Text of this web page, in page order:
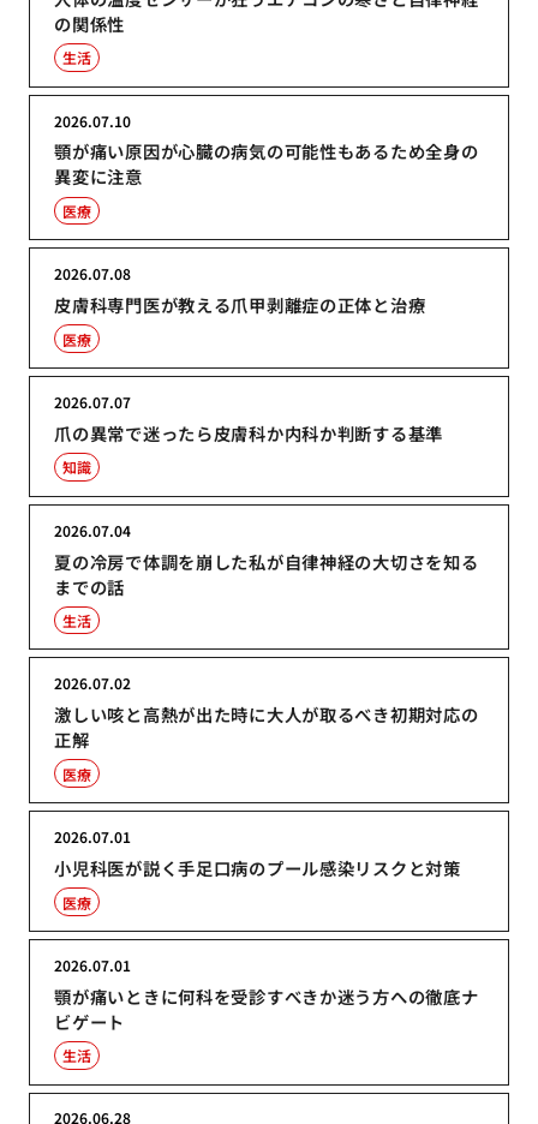
の関係性
生活
顎が痛い原因が心臓の病気の可能性もあるため全身の
異変に注意
2026.07.10
医療
皮膚科専門医が教える爪甲剥離症の正体と治療
2026.07.08
医療
爪の異常で迷ったら皮膚科か内科か判断する基準
2026.07.07
知識
夏の冷房で体調を崩した私が自律神経の大切さを知る
までの話
2026.07.04
生活
激しい咳と高熱が出た時に大人が取るべき初期対応の
正解
2026.07.02
医療
小児科医が説く手足口病のプール感染リスクと対策
2026.07.01
医療
顎が痛いときに何科を受診すべきか迷う方への徹底ナ
ビゲート
2026.07.01
生活
2026.06.28